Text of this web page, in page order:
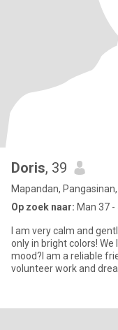
Doris, 39
Mapandan,
Op zoek naar: Man 37 -
I am very calm and
only in bright colors!
mood?I am a reliable
volunteer work and